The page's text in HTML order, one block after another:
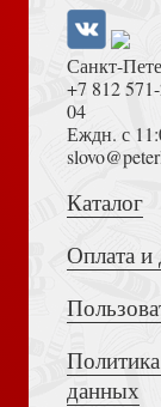
Санкт-
+7 812
04
Еждн. с
Каталог
Оплата и
данных